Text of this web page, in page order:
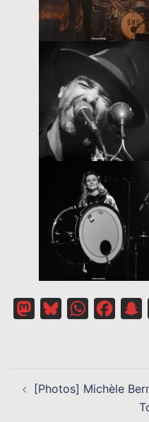
MastodonBlueskyWhatsApp
D’ARTICLE
[Photos] Michèle